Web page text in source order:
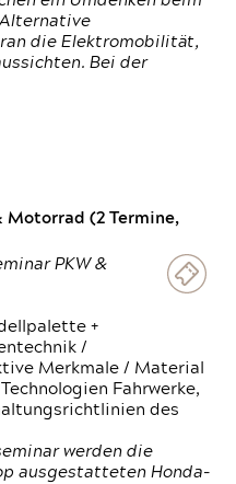
die Elektromobilität,
Bei der
Motorrad (2 Termine,
PKW &
+
/
Merkmale / Material
Fahrwerke,
des
werden die
ausgestatteten Honda-